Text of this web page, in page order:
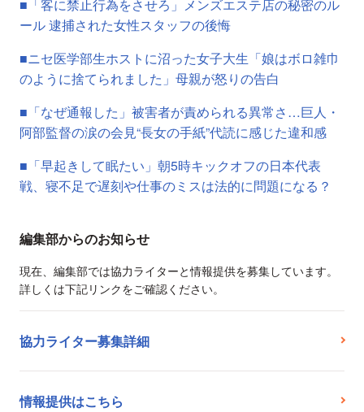
■「客に禁止行為をさせろ」メンズエステ店の秘密のル
ール 逮捕された女性スタッフの後悔
■ニセ医学部生ホストに沼った女子大生「娘はボロ雑巾
のように捨てられました」母親が怒りの告白
■「なぜ通報した」被害者が責められる異常さ…巨人・
阿部監督の涙の会見“長女の手紙”代読に感じた違和感
■「早起きして眠たい」朝5時キックオフの日本代表
戦、寝不足で遅刻や仕事のミスは法的に問題になる？
編集部からのお知らせ
現在、編集部では協力ライターと情報提供を募集しています。
詳しくは下記リンクをご確認ください。
協力ライター募集詳細
情報提供はこちら